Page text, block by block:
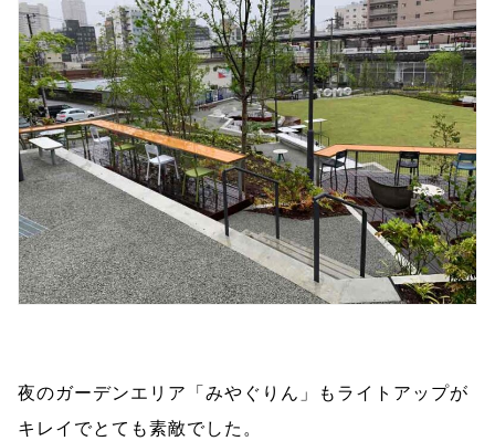
夜のガーデンエリア「みやぐりん」もライトアップが
キレイでとても素敵でした。